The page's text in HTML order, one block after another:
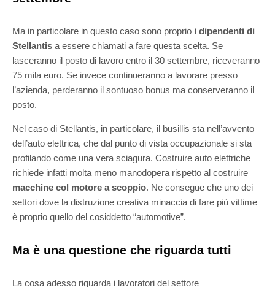
Ma in particolare in questo caso sono proprio i dipendenti di
Stellantis a essere chiamati a fare questa scelta. Se
lasceranno il posto di lavoro entro il 30 settembre, riceveranno
75 mila euro. Se invece continueranno a lavorare presso
l’azienda, perderanno il sontuoso bonus ma conserveranno il
posto.
Nel caso di Stellantis, in particolare, il busillis sta nell’avvento
dell’auto elettrica, che dal punto di vista occupazionale si sta
profilando come una vera sciagura. Costruire auto elettriche
richiede infatti molta meno manodopera rispetto al costruire
macchine col motore a scoppio. Ne consegue che uno dei
settori dove la distruzione creativa minaccia di fare più vittime
è proprio quello del cosiddetto “automotive”.
Ma è una questione che riguarda tutti
La cosa adesso riguarda i lavoratori del settore